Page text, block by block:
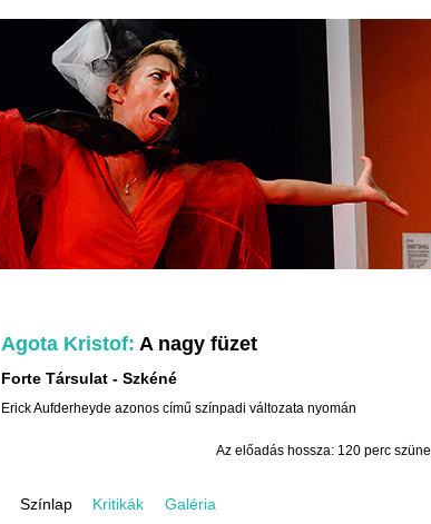
Agota Kristof A nagy füzet
Forte Társulat Szkéné
Erick Aufderheyde azonos című színpadi változata nyomán
Az előadás hossza: 120 perc
Színlap Kritikák Galéria